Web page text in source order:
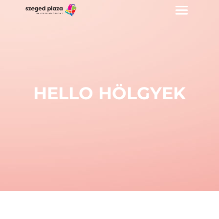
HELLO HÖLGYEK